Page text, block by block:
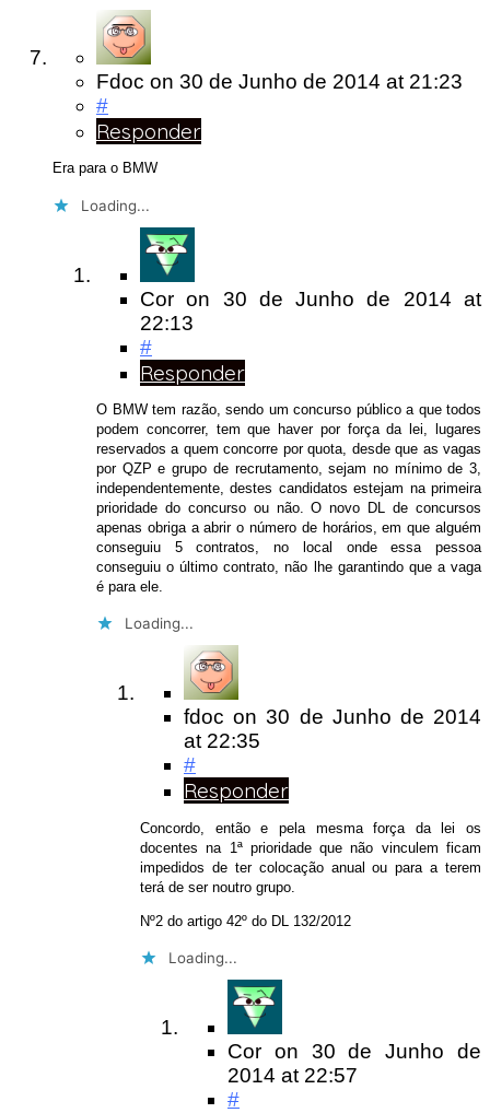
Fdoc on 30 de Junho de 2014 at 21:23
#
Responder
Era para o BMW
Loading...
Cor on 30 de Junho de 2014at
22:13
#
Responder
O BMW tem razão, sendo um concurso público a que todos
podem concorrer, tem que haver por força da lei, lugares
reservados a quem concorre por quota, desde que as vagas
por QZP e grupo de recrutamento, sejam no mínimo de 3,
independentemente, destes candidatos estejam na primeira
prioridade do concurso ou não. O novo DL de concursos
apenas obriga a abrir o número de horários, em que alguém
conseguiu 5 contratos, no local onde essa pessoa
conseguiu o último contrato, não lhe garantindo que a vaga
é para ele.
Loading...
fdoc on30 de Junho de 2014
at 22:35
#
Responder
Concordo, então e pela mesma força da lei os
docentes na 1ª prioridade que não vinculem ficam
impedidos de ter colocação anual ou para a terem
terá de ser noutro grupo.
Nº2 do artigo 42º do DL 132/2012
Loading...
Cor on 30 de Junho de
2014 at 22:57
#